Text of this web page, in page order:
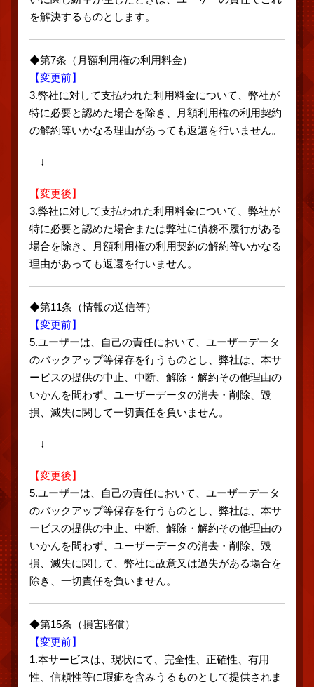
を解決するものとします。
◆第7条（月額利用権の利用料金）
【変更前】
3.弊社に対して支払われた利用料金について、弊社が
特に必要と認めた場合を除き、月額利用権の利用契約
の解約等いかなる理由があっても返還を行いません。
↓
【変更後】
3.弊社に対して支払われた利用料金について、弊社が
特に必要と認めた場合または弊社に債務不履行がある
場合を除き、月額利用権の利用契約の解約等いかなる
理由があっても返還を行いません。
◆第11条（情報の送信等）
【変更前】
5.ユーザーは、自己の責任において、ユーザーデータ
のバックアップ等保存を行うものとし、弊社は、本サ
ービスの提供の中止、中断、解除・解約その他理由の
いかんを問わず、ユーザーデータの消去・削除、毀
損、滅失に関して一切責任を負いません。
↓
【変更後】
5.ユーザーは、自己の責任において、ユーザーデータ
のバックアップ等保存を行うものとし、弊社は、本サ
ービスの提供の中止、中断、解除・解約その他理由の
いかんを問わず、ユーザーデータの消去・削除、毀
損、滅失に関して、弊社に故意又は過失がある場合を
除き、一切責任を負いません。
◆第15条（損害賠償）
【変更前】
1.本サービスは、現状にて、完全性、正確性、有用
性、信頼性等に瑕疵を含みうるものとして提供されま